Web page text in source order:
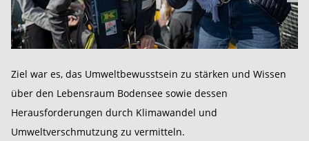
Ziel war es, das Umweltbewusstsein zu stärken und Wissen
über den Lebensraum Bodensee sowie dessen
Herausforderungen durch Klimawandel und
Umweltverschmutzung zu vermitteln.